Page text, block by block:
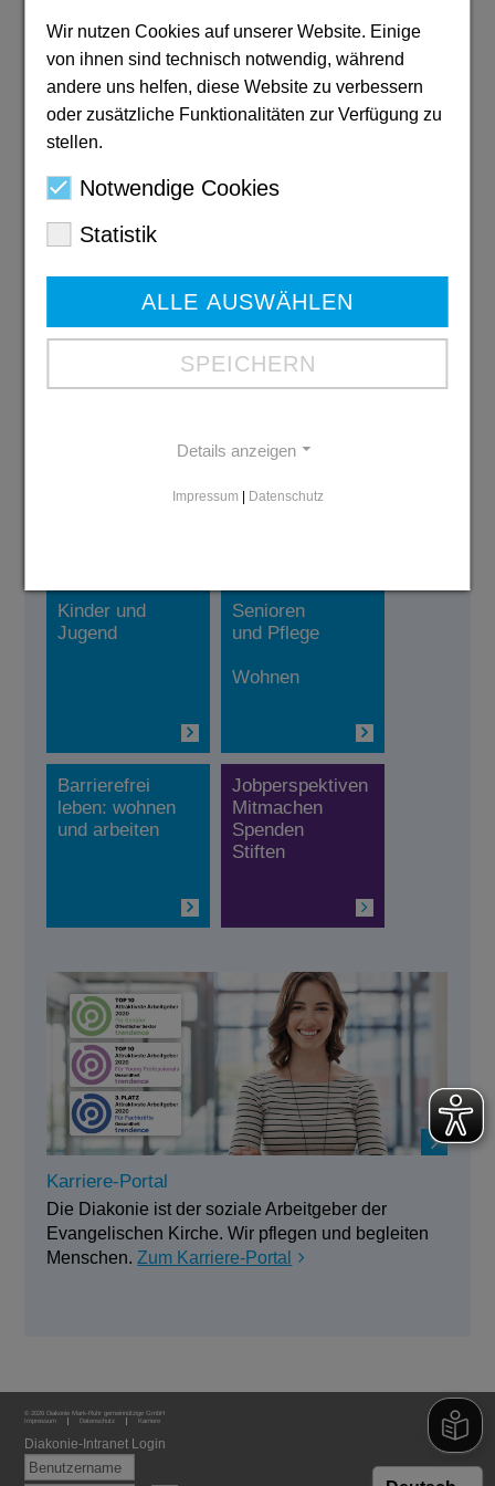
Anfahrt
dia-systems GmbH
Profilstr. 8
58093 Hagen
Telefon: 02331 3520080
info@dia-systems.de
wichtig!
Daher ist die Anwendung Google Maps standardmäßig
Datenschutzerklärung
Kinder und
Jugend
Senioren
und Pflege
Wohnen
Barrierefrei
leben: wohnen
und arbeiten
Jobperspektiven
Mitmachen
Spenden
Stiften
Karriere-Portal
Die Diakonie ist der soziale Arbeitgeber der
Evangelischen Kirche. Wir pflegen und begleiten
Menschen.Zum Karriere-Portal
© 2026 Diakonie Mark-Ruhr gemeinnützige GmbH
Impressum
Datenschutz Karriere
Diakonie-Intranet Login
Wir nutzen Cookies auf unserer Website. Einige
von ihnen sind technisch notwendig, während
andere uns helfen, diese Website zu verbessern
oder zusätzliche Funktionalitäten zur Verfügung zu
stellen.
Notwendige Cookies
Statistik
ALLE AUSWÄHLEN
SPEICHERN
Details anzeigen
Impressum Datenschutz